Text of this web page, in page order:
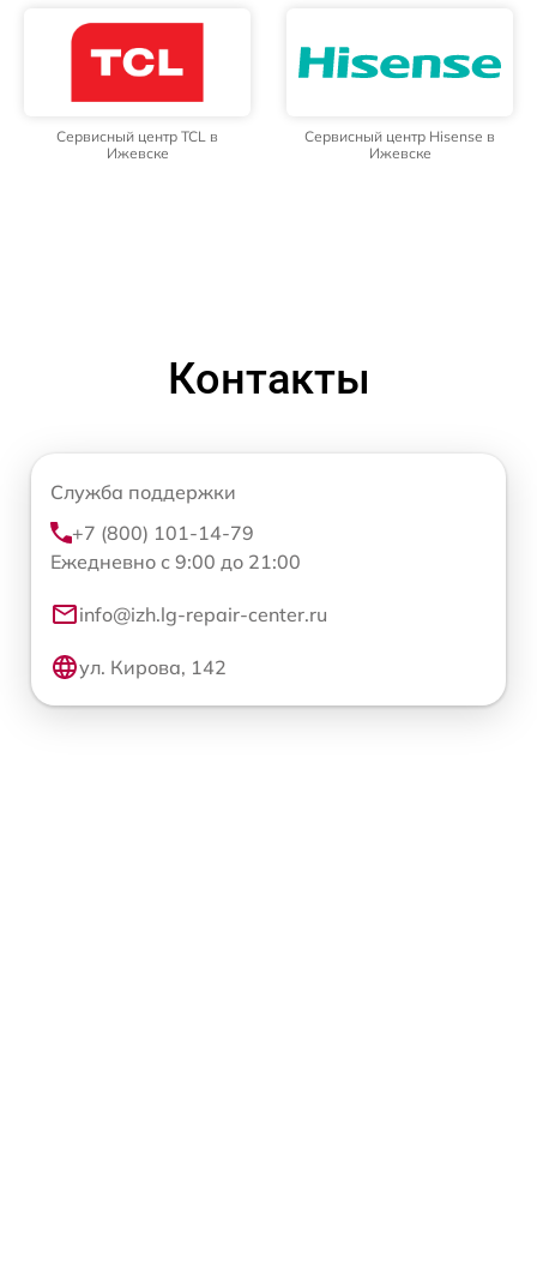
Сервисный центр TCL в
Ижевске
Сервисный центр Hisense в
Ижевске
Контакты
Служба поддержки
+7 (800) 101-14-79
Ежедневно с 9:00 до 21:00
info@izh.lg-repair-center.ru
ул. Кирова, 142